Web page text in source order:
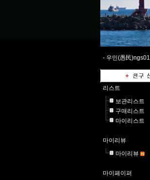
- 우민(愚民)ngs01
리스트
보관리스트
구매리스트
마이리스트
마이리뷰
마이리뷰
마이페이퍼